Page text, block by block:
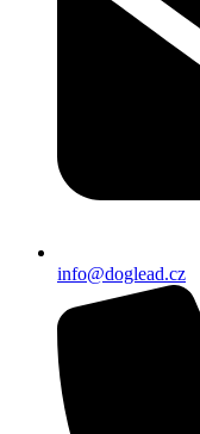
info@doglead.cz